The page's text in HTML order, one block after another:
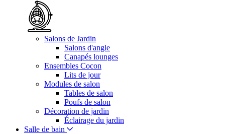
Salons de Jardin
Salons d'angle
Canapés lounges
Ensembles Cocon
Lits de jour
Modules de salon
Tables de salon
Poufs de salon
Décoration de jardin
Éclairage du jardin
Salle de bain